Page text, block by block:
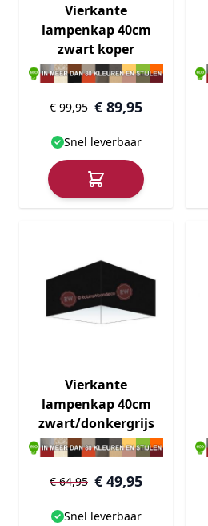
Vierkante
lampenkap 40cm
zwart koper
€ 89,95
€ 99,95
Snel leverbaar
Vierkante
lampenkap 40cm
zwart/donkergrijs
€ 49,95
€ 64,95
Snel leverbaar